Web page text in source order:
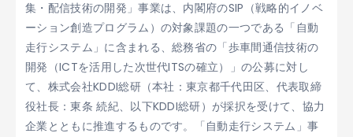
集・配信技術の開発」事業は、内閣府のSIP（戦略的イノベ
ーション創造プログラム）の対象課題の一つである「自動
走行システム」に含まれる、総務省の「歩車間通信技術の
開発（ICTを活用した次世代ITSの確立）」の公募に対し
て、株式会社KDDI総研（本社：東京都千代田区、代表取締
役社長：東条 続紀、以下KDDI総研）が採択を受けて、協力
企業とともに推進するものです。「自動走行システム」事